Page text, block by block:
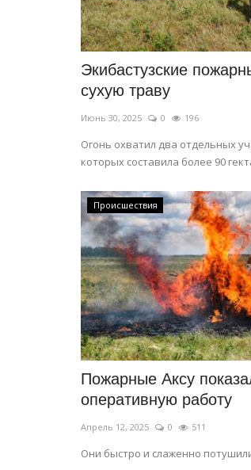
Экибастузские
сухую траву
Июнь 30, 2025 0 196
Огонь охватил два отдельных
которых составила более 90
Происшествия
Пожарные Аксу
оперативную работу
Апрель 12, 2025 0 511
Они быстро и слаженно